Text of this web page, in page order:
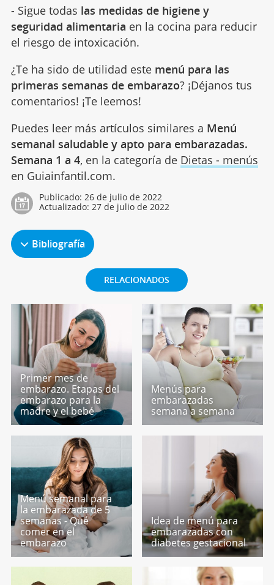
- Sigue todas las medidas de higiene y
seguridad alimentaria en la cocina para reducir
el riesgo de intoxicación.
¿Te ha sido de utilidad este menú para las
primeras semanas de embarazo? ¡Déjanos tus
comentarios! ¡Te leemos!
Puedes leer más artículos similares a Menú
semanal saludable y apto para embarazadas.
Semana 1 a 4, en la categoría de Dietas - menús
en Guiainfantil.com.
Publicado: 26 de julio de 2022
Actualizado: 27 de julio de 2022
Bibliografía
RELACIONADOS
Primer mes de
embarazo. Etapas del
embarazo para la
madre y el bebé
Menús para
embarazadas
semana a semana
Menú semanal para
la embarazada de 5
semanas - Qué
comer en el
embarazo
Idea de menú para
embarazadas con
diabetes gestacional